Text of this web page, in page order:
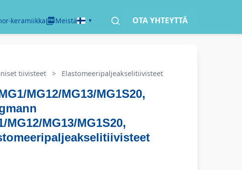
keramiikka Meistä OTA YHTEYTTÄ
tiivisteet > Elastomeeripaljeakselitiivisteet
MG12/MG13/MG1S20,
MG12/MG13/MG1S20,